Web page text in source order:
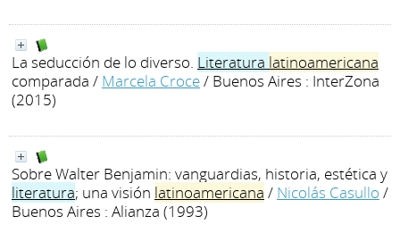
La seducción de lo diverso. Literatura latinoamericana
comparada / Marcela Croce/ Buenos Aires : InterZona
(2015)
Sobre Walter Benjamin: vanguardias, historia, estética y
literatura; una visión latinoamericana / Nicolás Casullo /
Buenos Aires : Alianza (1993)